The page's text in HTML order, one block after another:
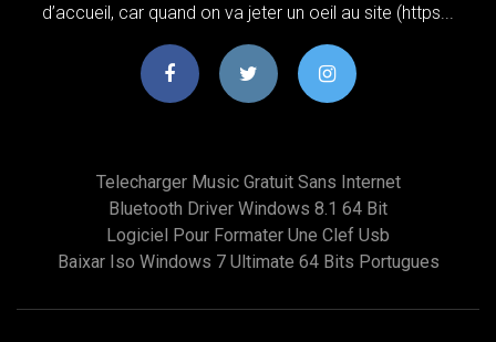
d’accueil, car quand on va jeter un oeil au site (https...
Telecharger Music Gratuit Sans Internet
Bluetooth Driver Windows 8.1 64 Bit
Logiciel Pour Formater Une Clef Usb
Baixar Iso Windows 7 Ultimate 64 Bits Portugues